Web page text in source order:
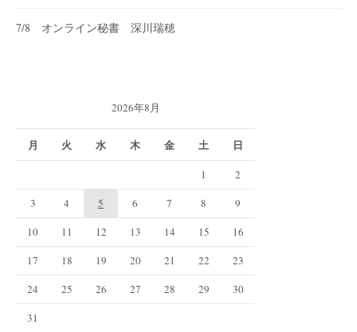
7/8 オンライン秘書 深川瑞穂
2026年8月
月 火 水 木 金 土 日
1
2
3
4 5 6 7 8
9
10
11 12 13 14 15
16
17
18 19 20 21 22
23
24
25 26 27 28 29
30
31